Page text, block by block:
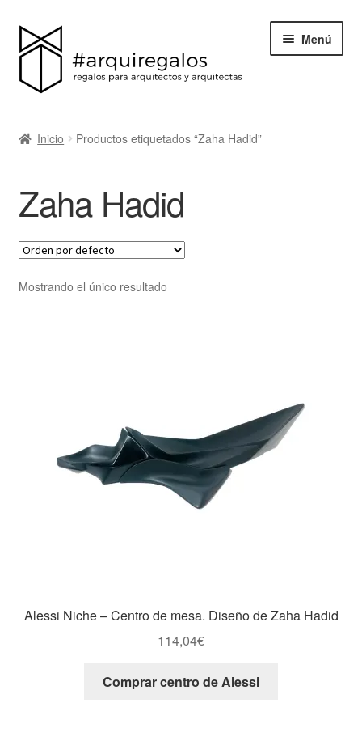
Menú
BLACK FRIDAY
Blog
Acerca de ArquiRegalos
Inicio Productos etiquetados “Zaha Hadid”
Zaha Hadid
Mostrando el único resultado
Alessi Niche – Centro de mesa. Diseño de Zaha Hadid
114,04€
Comprar centro de Alessi